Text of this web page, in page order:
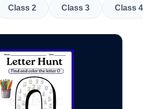
Class 2 Class 3 Class 4